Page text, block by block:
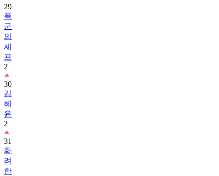
29
폭
군
의
셰
프
2
30
김
혜
윤
2
31
화
려
한